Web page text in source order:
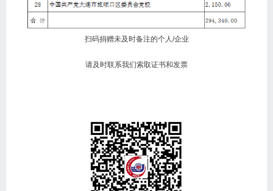
扫码捐赠未及时备注的个人/企业
请及时联系我们索取证书和发票